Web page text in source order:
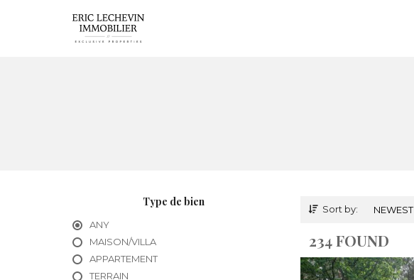
Type de bien
ANY
MAISON/VILLA
APPARTEMENT
TERRAIN
Sort by: NEWEST
234 FOUND